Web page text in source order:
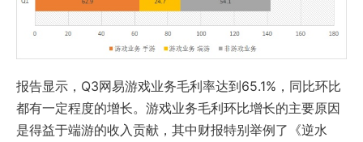
报告显示，Q3网易游戏业务毛利率达到65.1%，同比环比
都有一定程度的增长。游戏业务毛利环比增长的主要原因
是得益于端游的收入贡献，其中财报特别举例了《逆水